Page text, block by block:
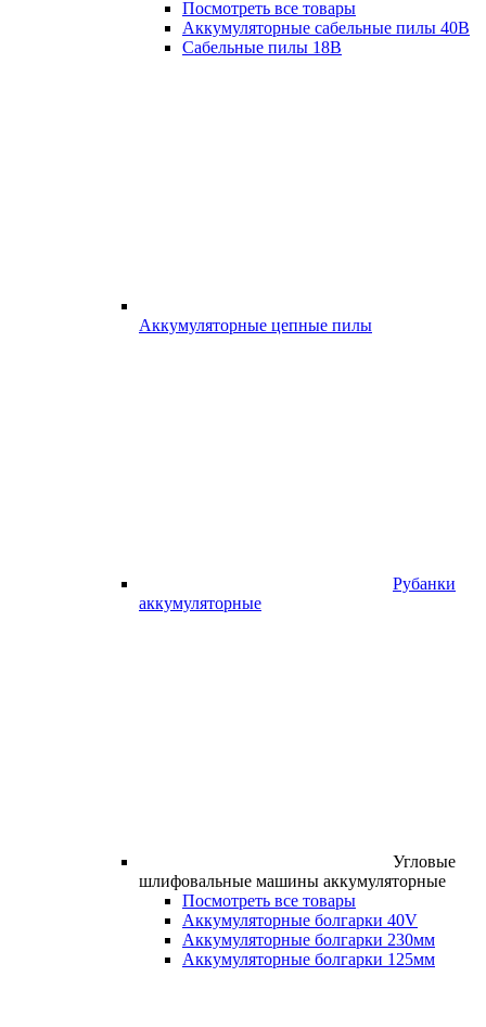
Посмотреть все товары
Аккумуляторные сабельные пилы 40В
Сабельные пилы 18В
Аккумуляторные цепные пилы
Рубанки
аккумуляторные
Угловые
шлифовальные машины аккумуляторные
Посмотреть все товары
Аккумуляторные болгарки 40V
Аккумуляторные болгарки 230мм
Аккумуляторные болгарки 125мм